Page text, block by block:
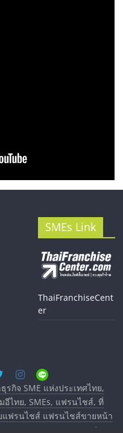
SMEs Link
ThaiFranchiseCent
er
กิจ SME แห่งประเทศไทย,
อีไทย, SMEs, แฟรนไชส์, ที่
ฟรนไชส์ แฟรนไชส์ขายหน้า
ลงทุนและขยายสาขาแฟรน